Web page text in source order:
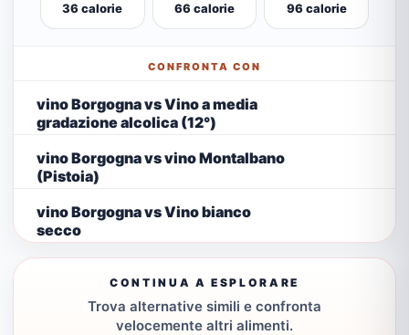
36 calorie 66 calorie 96 calorie
CONFRONTA CON
vino Borgogna vs Vino a media
gradazione alcolica (12°)
vino Borgogna vs vino Montalbano
(Pistoia)
vino Borgogna vs Vino bianco
secco
CONTINUA A ESPLORARE
Trova alternative simili e confronta
velocemente altri alimenti.